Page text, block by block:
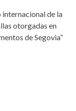
de la
otorgadas en
de Segovia”